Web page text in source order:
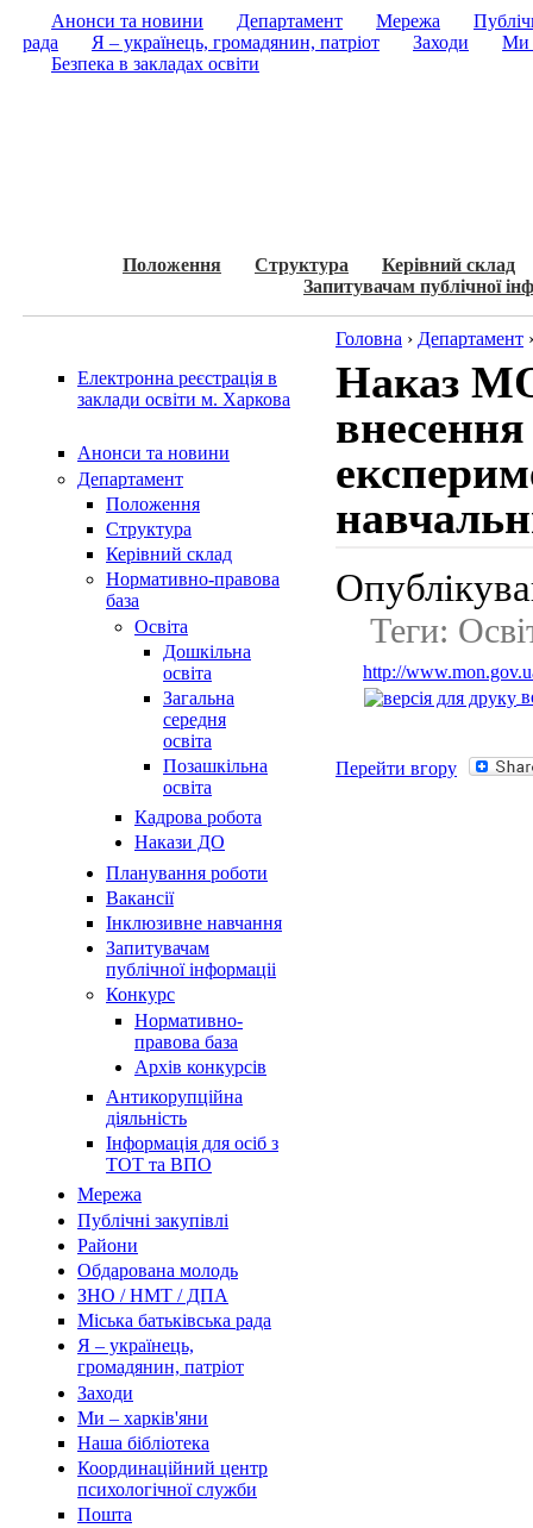
Анонси та новини Департамент Мережа
рада
Я – українець, громадянин, патріот Заходи
Ми
Безпека в закладах освіти
Положення Структура
Керівний склад
Запитувачам публічної
Електронна реєстрація в
заклади освіти м. Харкова
Анонси та новини
Департамент
Положення
Структура
Керівний склад
Нормативно-правова
база
Освiта
Дошкільна
освіта
Загальна
середня
освіта
Позашкільна
освіта
Кадрова робота
Накази ДО
Планування роботи
Вакансії
Інклюзивне навчання
Запитувачам
публічної інформаціі
Конкурс
Нормативно-
правова база
Архів конкурсів
Антикорупційна
діяльність
Інформація для осіб з
ТОТ та ВПО
Мережа
Публічні закупівлі
Райони
Обдарована молодь
ЗНО / НМТ / ДПА
Міська батьківська рада
Я – українець,
громадянин, патріот
Заходи
Ми – харків'яни
Наша бібліотека
Координаційний центр
психологічної служби
Пошта
Головна › Департамент
Наказ
Теги:
http://
Перейти вгору